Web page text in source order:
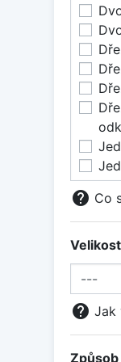
help Co
help Jak